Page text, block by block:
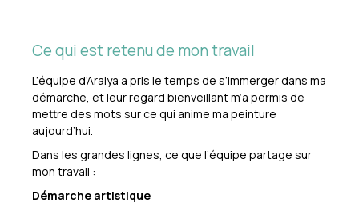
Ce qui est retenu de mon travail
L’équipe d’Aralya a pris le temps de s’immerger dans ma
démarche, et leur regard bienveillant m’a permis de
mettre des mots sur ce qui anime ma peinture
aujourd’hui.
Dans les grandes lignes, ce que l’équipe partage sur
mon travail :
Démarche artistique